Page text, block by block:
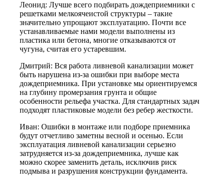
Леонид: Лучше всего подбирать дождеприемники с
решетками мелкоячеистой структуры – такие
значительно упрощают эксплуатацию. Почти все
устанавливаемые нами модели выполнены из
пластика или бетона, многие отказываются от
чугуна, считая его устаревшим.
Дмитрий: Вся работа ливневой канализации может
быть нарушена из-за ошибки при выборе места
дождеприемника. При установке мы ориентируемся
на глубину промерзания грунта и общие
особенности рельефа участка. Для стандартных задач
подходят пластиковые модели без ребер жесткости.
Иван: Ошибки в монтаже или подборе приемника
будут отчетливо заметны весной и осенью. Если
эксплуатация ливневой канализации серьезно
затрудняется из-за дождеприемника, лучше как
можно скорее заменить деталь, исключив риск
подмыва и разрушения конструкции фундамента.